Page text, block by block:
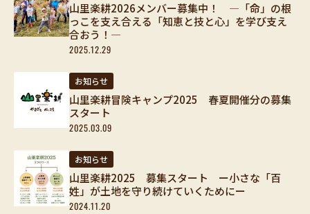
山里楽耕2026メンバー募集中！ ―「命」の根
っこを支え合える「知恵と技と心」を学び支え
合おう！―
2025.12.29
お知らせ
山里楽耕冒険キャンプ2025 春夏開催分の募集
スタート
2025.03.09
お知らせ
山里楽耕2025 募集スタート ー小さな「百
姓」が土地を守り続けていくためにー
2024.11.20